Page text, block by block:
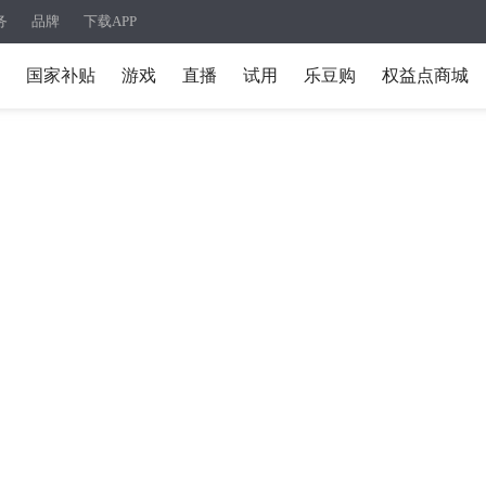
品牌 下载APP
国家补贴 游戏 直播 试用 乐豆购 权益点商城